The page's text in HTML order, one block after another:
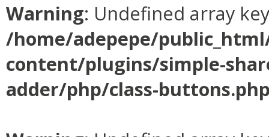
Warning: Undefined array
/home/adepepe/
content/plugins/simple-
adder/php/class-